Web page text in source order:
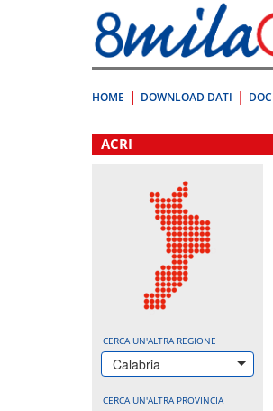
direttamente
a:
Contenuto
HOME DOWNLOAD DATI
.
ACRI
CERCA UN'ALTRA REGIONE
Calabria
CERCA UN'ALTRA PROVINCIA